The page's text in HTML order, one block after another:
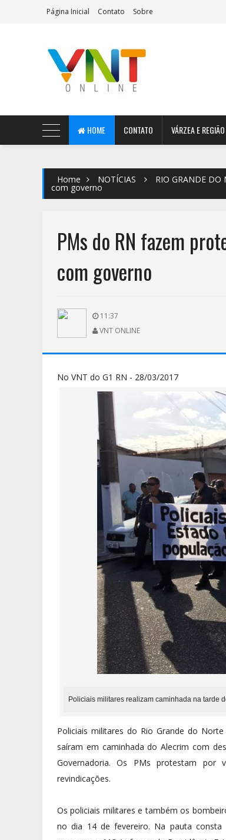
Página Inicial Contato Sobre
AeroMag Blogger Template
HOME CONTATO VÁRZEA E REGIÃO
Home NOTÍCIAS RIO GRANDE DO
com governo
PMs do RN fazem
com governo
11:37
VNT ONLINE
No VNT do G1 RN - 28/03/2017
Policiais militares realizam caminhada na tarde
Policiais militares do Rio Grande do
saíram em caminhada do Alecrim com
Governadoria. Os PMs protestam por
revindicações.
Os policiais militares e também os
no dia 14 de fevereiro. Na pauta consta